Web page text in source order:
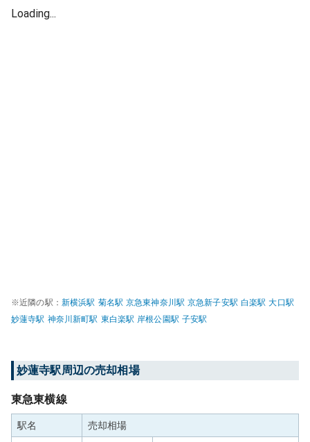
Loading...
※近隣の駅： 新横浜駅 菊名駅 京急東神奈川駅 京急新子安駅 白楽駅 大口駅
妙蓮寺駅 神奈川新町駅 東白楽駅 岸根公園駅 子安駅
妙蓮寺駅周辺の売却相場
東急東横線
駅名 売却相場